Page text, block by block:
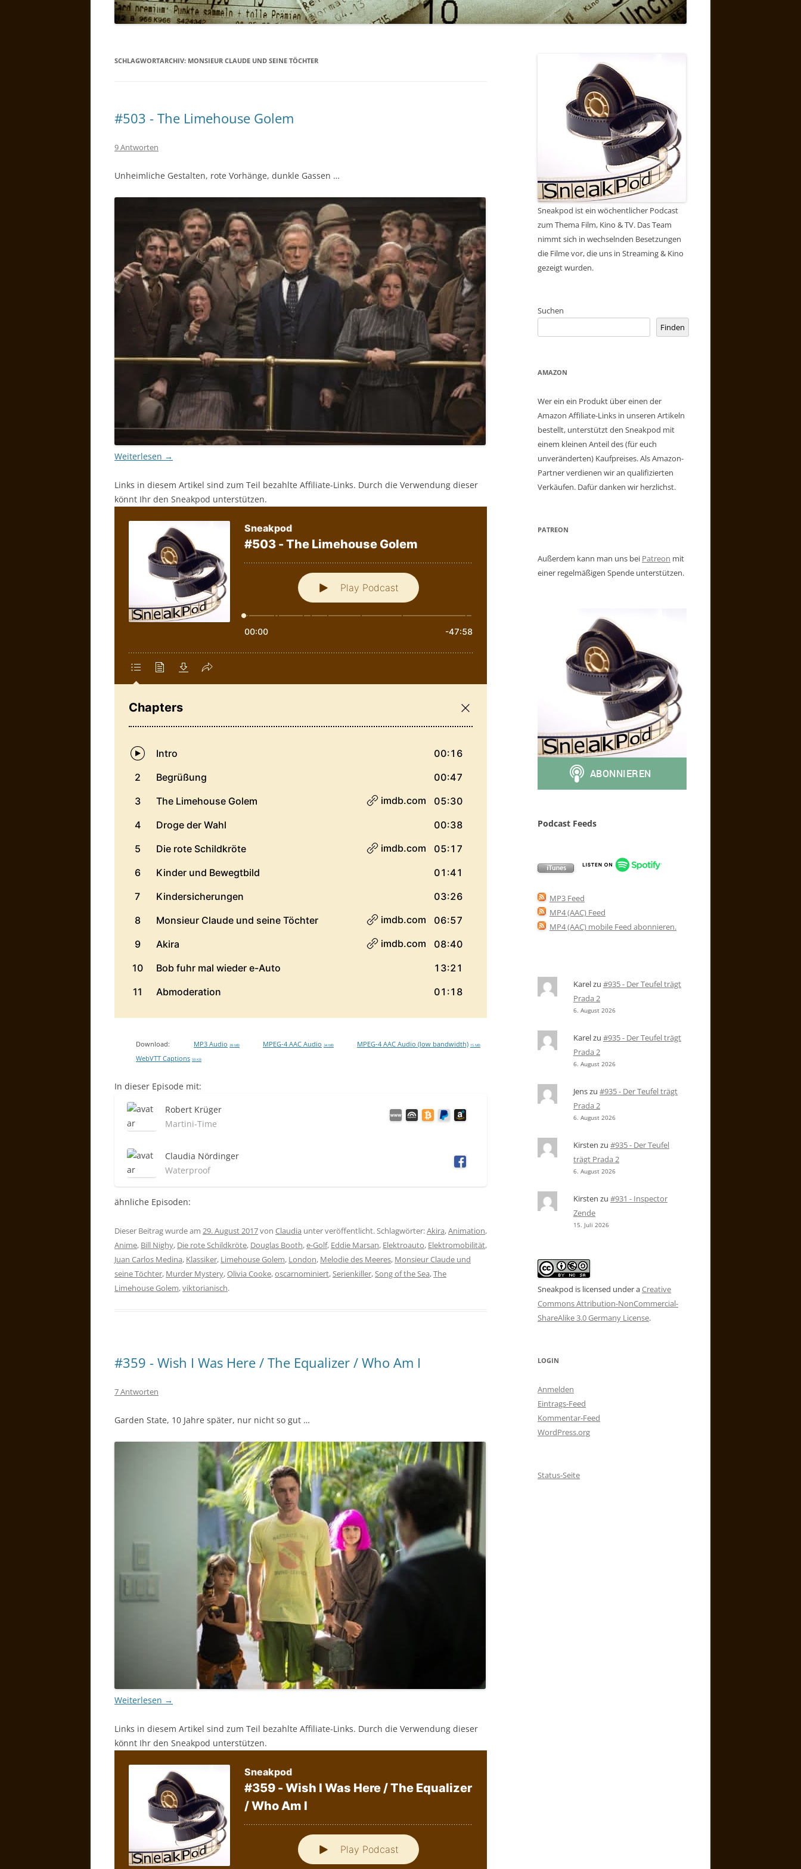
SCHLAGWORTARCHIV: MONSIEUR CLAUDE UND SEINE TÖCHTER
#503 - The Limehouse Golem
9 Antworten
Unheimliche Gestalten, rote Vorhänge, dunkle Gassen …
Weiterlesen →
Links in diesem Artikel sind zum Teil bezahlte Affiliate-Links. Durch die Verwendung dieser
könnt Ihr den Sneakpod unterstützen.
Download: MP3 Audio 39 MB MPEG-4 AAC Audio 34 MB MPEG-4 AAC Audio (low bandwidth) 15 MB
WebVTT Captions 59 KB
In dieser Episode mit:
Robert Krüger
Martini-Time
Claudia Nördinger
Waterproof
ähnliche Episoden:
Dieser Beitrag wurde am 29. August 2017von Claudia unter veröffentlicht. Schlagwörter:Akira,Animation,
Anime, Bill Nighy, Die rote Schildkröte, Douglas Booth,e-Golf, Eddie Marsan, Elektroauto, Elektromobilität,
Juan Carlos Medina, Klassiker, Limehouse Golem, London, Melodie des Meeres, Monsieur Claude und
seine Töchter, Murder Mystery,Olivia Cooke,oscarnominiert,Serienkiller,Song of the Sea,The
Limehouse Golem,viktorianisch.
#359 - Wish I Was Here / The Equalizer / Who Am I
7 Antworten
Garden State, 10 Jahre später, nur nicht so gut …
Weiterlesen →
Links in diesem Artikel sind zum Teil bezahlte Affiliate-Links. Durch die Verwendung dieser
könnt Ihr den Sneakpod unterstützen.
Sneakpod ist ein wöchentlicher Podcast
zum Thema Film, Kino & TV. Das Team
nimmt sich in wechselnden Besetzungen
die Filme vor, die uns in Streaming & Kino
gezeigt wurden.
Suchen
Finden
AMAZON
Wer ein ein Produkt über einen der
Amazon Affiliate-Links in unseren Artikeln
bestellt, unterstützt den Sneakpod mit
einem kleinen Anteil des (für euch
unveränderten) Kaufpreises. Als Amazon-
Partner verdienen wir an qualifizierten
Verkäufen. Dafür danken wir herzlichst.
PATREON
Außerdem kann man uns bei Patreon mit
einer regelmäßigen Spende unterstützen.
Podcast Feeds
MP3 Feed
MP4 (AAC) Feed
MP4 (AAC) mobile Feed abonnieren.
Karelzu #935 - Der Teufel trägt
Prada 2
6. August 2026
Karelzu #935 - Der Teufel trägt
Prada 2
6. August 2026
Jenszu #935 - Der Teufel trägt
Prada 2
6. August 2026
Kirsten zu #935 - Der Teufel
trägt Prada 2
6. August 2026
Kirsten zu #931 - Inspector
Zende
15. Juli 2026
Sneakpod is licensed under aCreative
Commons Attribution-NonCommercial-
ShareAlike 3.0 Germany License.
LOGIN
Anmelden
Eintrags-Feed
Kommentar-Feed
WordPress.org
Status-Seite